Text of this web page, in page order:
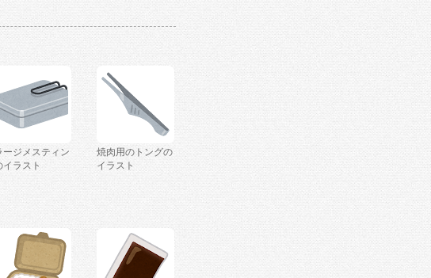
ージメスティン
イラスト
焼肉用のトングの
イラスト